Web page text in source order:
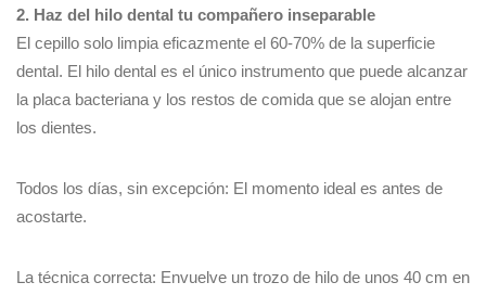
2. Haz del hilo dental tu compañero inseparable
El cepillo solo limpia eficazmente el 60-70% de la superficie
dental. El hilo dental es el único instrumento que puede alcanzar
la placa bacteriana y los restos de comida que se alojan entre
los dientes.
Todos los días, sin excepción: El momento ideal es antes de
acostarte.
La técnica correcta: Envuelve un trozo de hilo de unos 40 cm en